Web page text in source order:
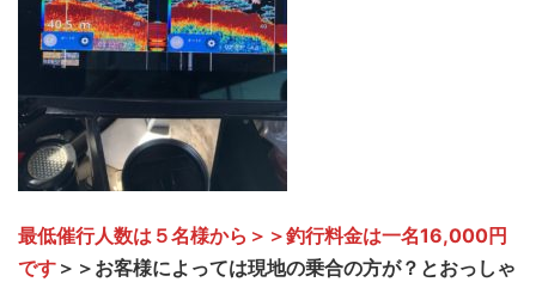
最低催行人数は５名様から＞＞釣行料金は一名16,000円
です ＞＞お客様によっては現地の乗合の方が？とおっしゃ